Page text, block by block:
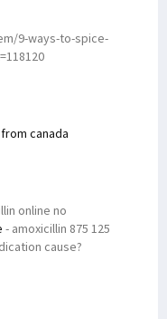
9-ways-to-spice-
canada
online no
- amoxicillin 875 125
cause?